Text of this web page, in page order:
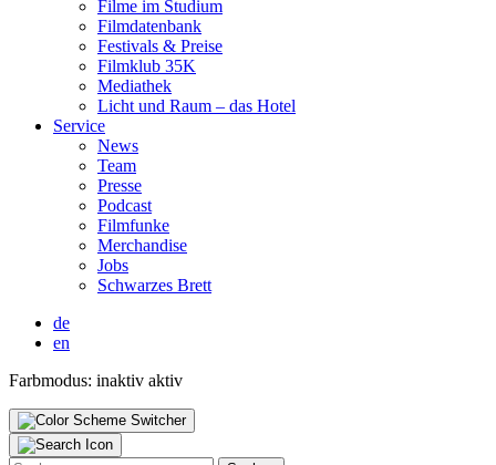
Fil­me im Stu­di­um
Film­da­ten­bank
Fes­ti­vals & Prei­se
Film­klub 35K
Media­thek
Licht und Raum – das Hotel
Ser­vice
News
Team
Pres­se
Pod­cast
Film­fun­ke
Mer­chan­di­se
Jobs
Schwar­zes Brett
de
en
Farbmodus: inaktiv aktiv